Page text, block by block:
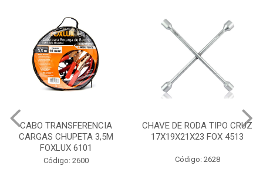
CHAVE DE RODA TIPO CRUZ
17X19X21X23 FOX 4513
Código: 2628
CERA PROFISSIONAL 200G
MAXI RUBBER
Código: 9820 B